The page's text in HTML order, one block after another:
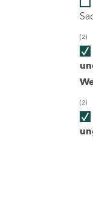
(2)
(2)